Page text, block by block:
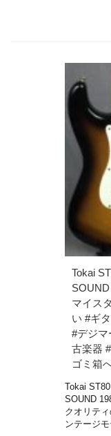
Tokai
マイス
い #ギ
#デジマ
古楽器
ゴミ箱
Tokai
SOUND
クオリテ
ンテージ